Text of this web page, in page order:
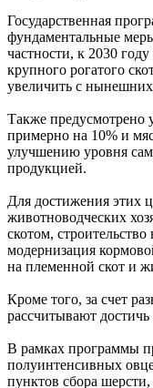
Государственная
фундаментальные
частности, к 2030
крупного рогатого
увеличить с
Также предусмотрено
примерно на 10% и
улучшению уровня
продукцией.
Для достижения этих
животноводческих
скотом,
модернизация
на племенной скот и
Кроме того, за счет
рассчитывают
В рамках программы
полуинтенсивных
пунктов сбора